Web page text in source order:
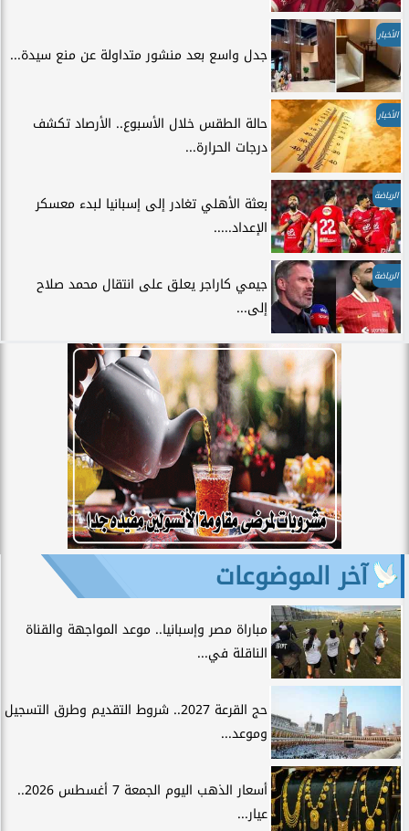
الأخبار
جدل واسع بعد منشور متداولة عن منع سيدة...
الأخبار
حالة الطقس خلال الأسبوع.. الأرصاد تكشف
درجات الحرارة...
الرياضة
بعثة الأهلي تغادر إلى إسبانيا لبدء معسكر
الإعداد.....
الرياضة
جيمي كاراجر يعلق على انتقال محمد صلاح
إلى...
آخر الموضوعات
مباراة مصر وإسبانيا.. موعد المواجهة والقناة
الناقلة في...
حج القرعة 2027.. شروط التقديم وطرق التسجيل
وموعد...
أسعار الذهب اليوم الجمعة 7 أغسطس 2026..
عيار...